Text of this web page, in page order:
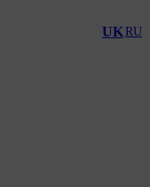
UK RU